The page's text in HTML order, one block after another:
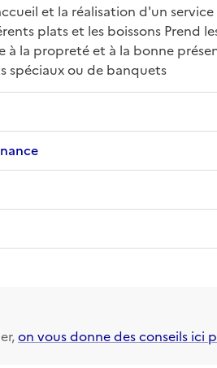
et la réalisation d'un
plats et les boissons Prend
à la propreté et à la bonne
spéciaux ou de banquets
on vous donne des conseils ici